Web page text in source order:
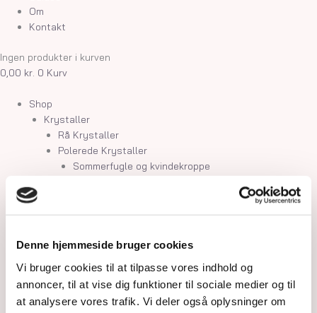
Denne hjemmeside bruger cookies
Vi bruger cookies til at tilpasse vores indhold og
annoncer, til at vise dig funktioner til sociale medier og til
at analysere vores trafik. Vi deler også oplysninger om
Om
Kontakt
Ingen produkter i kurven
0,00 kr. 0 Kurv
Shop
Krystaller
Rå Krystaller
Polerede Krystaller
Sommerfugle og kvindekroppe
Måner, stjerner og kuber
Gua Sha og Worrystone
Palmstone
Tårne
Kugler